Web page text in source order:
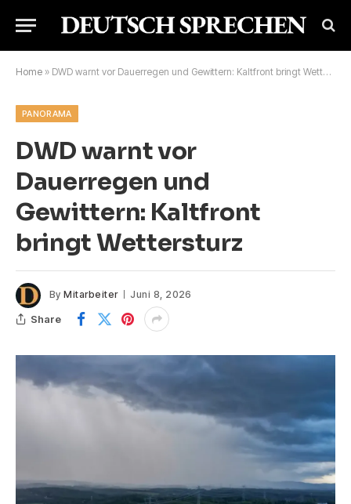
Home » DWD warnt vor Dauerregen und Gewittern: Kaltfront bringt Wettersturz
PANORAMA
DWD warnt vor
Dauerregen und
Gewittern: Kaltfront
bringt Wettersturz
By Mitarbeiter Juni 8, 2026
Share